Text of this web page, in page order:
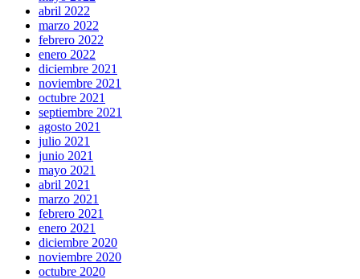
abril 2022
marzo 2022
febrero 2022
enero 2022
diciembre 2021
noviembre 2021
octubre 2021
septiembre 2021
agosto 2021
julio 2021
junio 2021
mayo 2021
abril 2021
marzo 2021
febrero 2021
enero 2021
diciembre 2020
noviembre 2020
octubre 2020